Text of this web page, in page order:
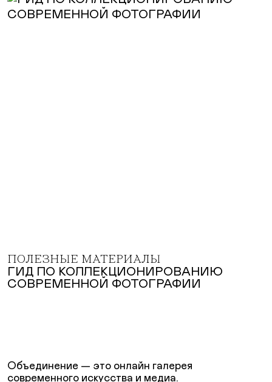
ПОЛЕЗНЫЕ МАТЕРИАЛЫ
ГИД ПО КОЛЛЕКЦИОНИРОВАНИЮ
СОВРЕМЕННОЙ ФОТОГРАФИИ
Объединение — это онлайн галерея
современного искусства и медиа.